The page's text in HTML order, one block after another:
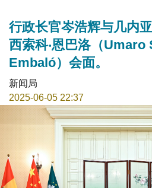
行政长官岑浩辉与几内
西索科‧恩巴洛（Umaro
Embaló）会面。
新闻局
2025-06-05 22:37